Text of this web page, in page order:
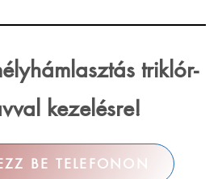
triklór-
kezelésre!
BE TELEFONON